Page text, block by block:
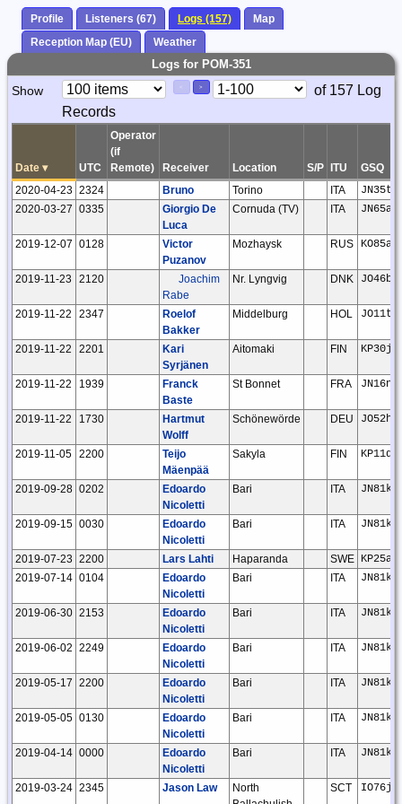
Profile Listeners (67) Logs (157)
Map
Reception Map (EU)
Weather
Logs for POM-351
Paging
Controls
Show >
Page
Control
of 157 Log
Records
Date ▾ UTC
Operator
(if
Remote)
Receiver Location S/P ITU
GSQ
2020-04-23 2324 Bruno Torino ITA
JN35ta
2020-03-27 0335
Giorgio De
Luca
Cornuda (TV) ITA JN65at
2019-12-07 0128
Victor
Puzanov
Mozhaysk RUS KO85am
2019-11-23 2120
Joachim
Rabe
Nr. Lyngvig DNK JO46ba
2019-11-22 2347
Roelof
Bakker
Middelburg HOL JO11tm
2019-11-22 2201
Kari
Syrjänen
Aitomaki FIN KP30ju
2019-11-22 1939
Franck
Baste
St Bonnet FRA JN16nd
2019-11-22 1730
Hartmut
Wolff
Schönewörde DEU JO52hp
2019-11-05 2200
Teijo
Mäenpää
Sakyla FIN KP11db
2019-09-28 0202
Edoardo
Nicoletti
Bari ITA JN81kd
2019-09-15 0030
Edoardo
Nicoletti
Bari ITA JN81kd
2019-07-23 2200 Lars Lahti Haparanda SWE KP25ax
2019-07-14 0104
Edoardo
Nicoletti
Bari ITA JN81kd
2019-06-30 2153
Edoardo
Nicoletti
Bari ITA JN81kd
2019-06-02 2249
Edoardo
Nicoletti
Bari ITA JN81kd
2019-05-17 2200
Edoardo
Nicoletti
Bari ITA JN81kd
2019-05-05 0130
Edoardo
Nicoletti
Bari ITA JN81kd
2019-04-14 0000
Edoardo
Nicoletti
Bari ITA JN81kd
2019-03-24 2345 Jason Law
North
SCT IO76jq